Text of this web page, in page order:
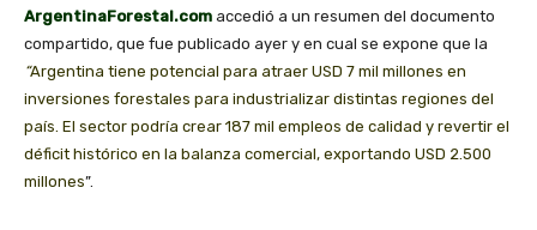
ArgentinaForestal.com accedió a un resumen del documento
compartido, que fue publicado ayer y en cual se expone que la
“Argentina tiene potencial para atraer USD 7 mil millones en
inversiones forestales para industrializar distintas regiones del
país. El sector podría crear 187 mil empleos de calidad y revertir el
déficit histórico en la balanza comercial, exportando USD 2.500
millones”.